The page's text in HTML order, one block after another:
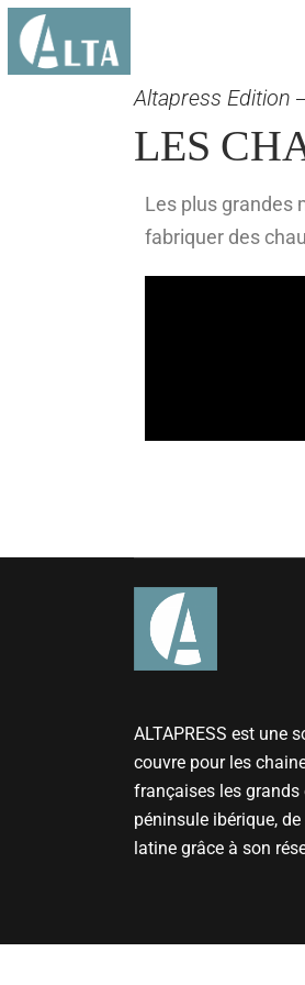
Altapress Edition
LES
Les plus grandes
fabriquer des
ALTAPRESS est une
couvre pour les
françaises les grands
péninsule ibérique, de
latine grâce à son